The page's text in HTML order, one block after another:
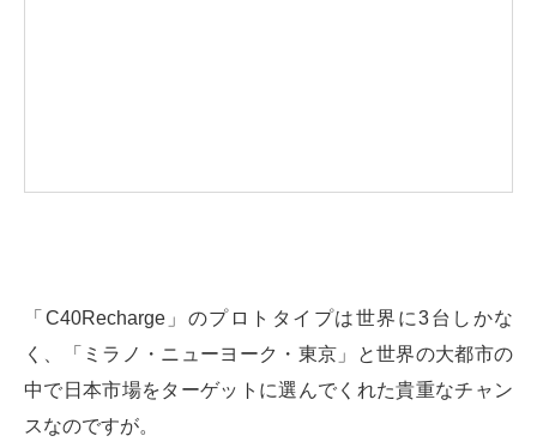
「C40Recharge」のプロトタイプは世界に3台しかな
く、「ミラノ・ニューヨーク・東京」と世界の大都市の
中で日本市場をターゲットに選んでくれた貴重なチャン
スなのですが。